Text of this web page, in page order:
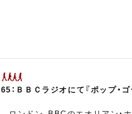
：ＢＢＣラジオにて『ポップ・ゴ